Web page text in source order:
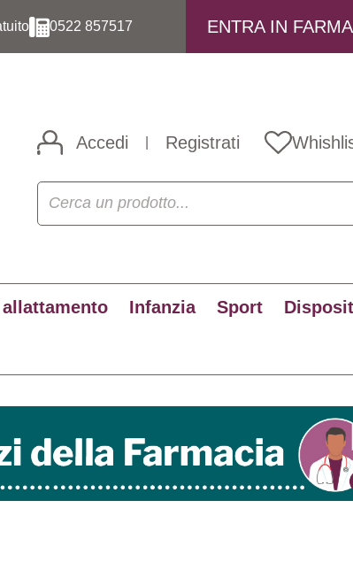
0522 857517 ENTRA IN
Accedi Registrati
Infanzia Sport